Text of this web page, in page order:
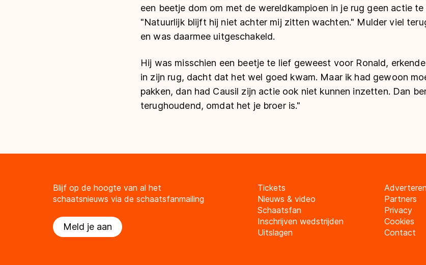
een beetje dom om met de wereldkampioen in je rug geen actie
"Natuurlijk blijft hij niet achter mij zitten wachten." Mulder viel
en was daarmee uitgeschakeld.
Hij was misschien een beetje te lief geweest voor Ronald,
in zijn rug, dacht dat het wel goed kwam. Maar ik had gewoon
pakken, dan had Causil zijn actie ook niet kunnen inzetten. Dan
terughoudend, omdat het je broer is."
Blijf op de hoogte van al het
schaatsnieuws via de schaatsfanmailing
Meld je aan
Tickets
Nieuws & video
Schaatsfan
Inschrijven wedstrijden
Uitslagen
Adverteren
Partners
Privacy
Cookies
Contact